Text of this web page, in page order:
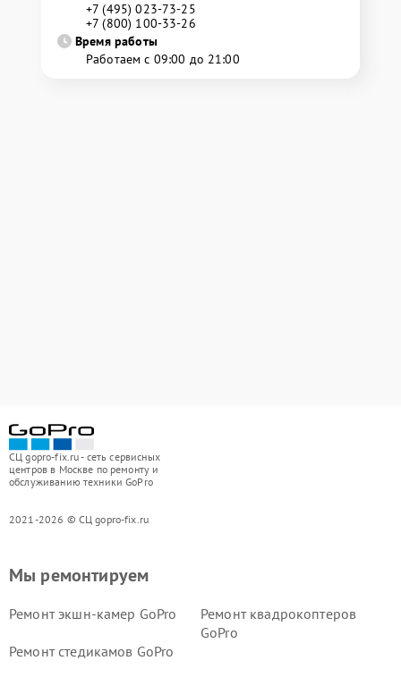
+7 (495) 023-73-25
+7 (800) 100-33-26
Время работы
Работаем с 09:00 до 21:00
СЦ gopro-fix.ru - сеть сервисных
центров в Москве по ремонту и
обслуживанию техники GoPro
2021-2026 © СЦ gopro-fix.ru
Мы ремонтируем
Ремонт экшн-камер GoPro
Ремонт квадрокоптеров
GoPro
Ремонт стедикамов GoPro